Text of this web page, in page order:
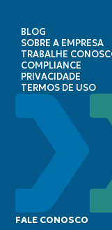
BLOG
SOBRE A EMPRESA
TRABALHE
COMPLIANCE
PRIVACIDADE
TERMOS DE USO
FALE CONOSCO